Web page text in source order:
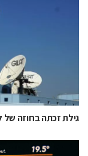
גילת זכתה בחוזה של למעלה מ-8 מיליון